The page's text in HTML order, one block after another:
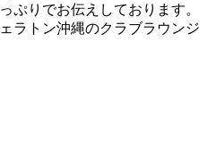
ぷりでお伝えしております。
ラトン沖縄のクラブラウンジ